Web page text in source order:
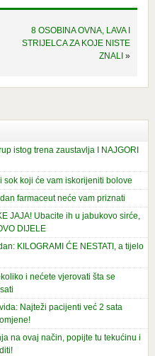
8 OSOBINA OVNA, LAVA I
STRIJELCA ZA KOJE NISTE
ZNALI »
istog trena zaustavlja I NAJGORI
koji će vam iskorijeniti bolove
farmaceut neće vam priznati
JAJA! Ubacite ih u jabukovo sirće,
DIJELE
KILOGRAMI ĆE NESTATI, a tijelo
i nećete vjerovati šta se
Najteži pacijenti već 2 sata
na ovaj način, popijte tu tekućinu i